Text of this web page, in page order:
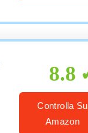
8.8
Controlla Su
Amazon